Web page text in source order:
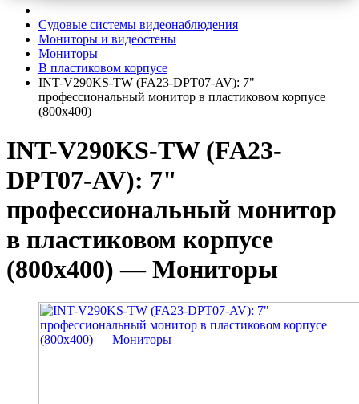
Судовые системы видеонаблюдения
Мониторы и видеостены
Мониторы
В пластиковом корпусе
INT-V290KS-TW (FA23-DPT07-AV): 7"
профессиональный монитор в пластиковом корпусе
(800x400)
INT-V290KS-TW (FA23-
DPT07-AV): 7"
профессиональный монитор
в пластиковом корпусе
(800x400) — Мониторы